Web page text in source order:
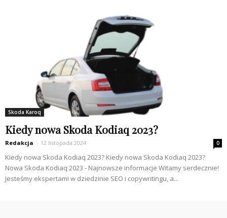
Skoda Karoq
Kiedy nowa Skoda Kodiaq 2023?
Redakcja - 12 listopada 2024 0
Kiedy nowa Skoda Kodiaq 2023? Kiedy nowa Skoda Kodiaq 2023?
Nowa Skoda Kodiaq 2023 - Najnowsze informacje Witamy serdecznie!
Jesteśmy ekspertami w dziedzinie SEO i copywritingu, a...